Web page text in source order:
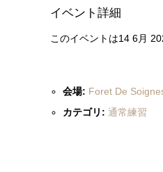
イベント詳細
このイベントは14 6月
会場: Foret De
カテゴリ: 通常練習